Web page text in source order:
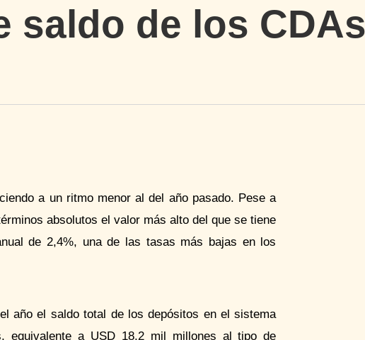
saldo de los CDAs
a un ritmo menor al del año pasado. Pese a
absolutos el valor más alto del que se tiene
de 2,4%, una de las tasas más bajas en los
año el saldo total de los depósitos en el sistema
equivalente a USD 18,2 mil millones al tipo de